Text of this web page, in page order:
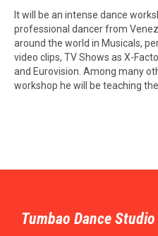
It will be an intense dance
professional dancer from
around the world in Musicals,
video clips, TV Shows as X-
and Eurovision. Among many
workshop he will be teaching
Tumbao Dance Studio